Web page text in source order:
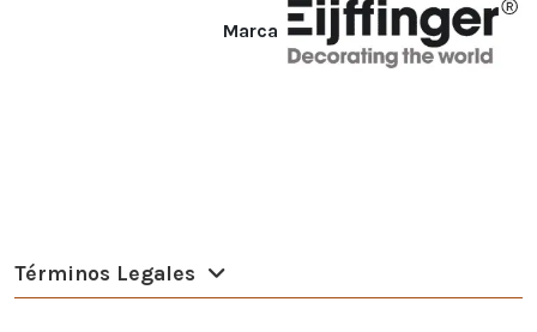
Marca
Términos Legales